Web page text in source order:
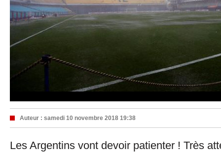
Auteur : samedi 10 novembre 2018 19:38
Les Argentins vont devoir patienter ! Très